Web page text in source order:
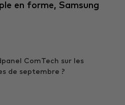
en forme, Samsung
ComTech sur les
de septembre ?